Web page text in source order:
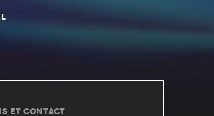
ET CONTACT